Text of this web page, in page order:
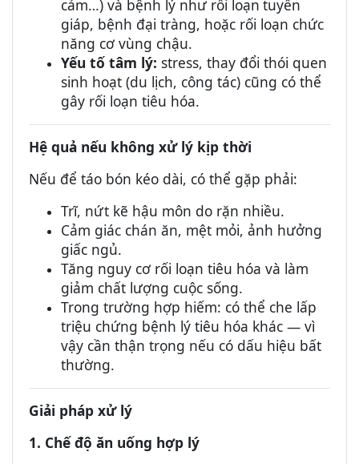
cảm…) và bệnh lý như rối loạn tuyến
giáp, bệnh đại tràng, hoặc rối loạn chức
năng cơ vùng chậu.
Yếu tố tâm lý: stress, thay đổi thói quen
sinh hoạt (du lịch, công tác) cũng có thể
gây rối loạn tiêu hóa.
Hệ quả nếu không xử lý kịp thời
Nếu để táo bón kéo dài, có thể gặp phải:
Trĩ, nứt kẽ hậu môn do rặn nhiều.
Cảm giác chán ăn, mệt mỏi, ảnh hưởng
giấc ngủ.
Tăng nguy cơ rối loạn tiêu hóa và làm
giảm chất lượng cuộc sống.
Trong trường hợp hiếm: có thể che lấp
triệu chứng bệnh lý tiêu hóa khác — vì
vậy cần thận trọng nếu có dấu hiệu bất
thường.
Giải pháp xử lý
1. Chế độ ăn uống hợp lý